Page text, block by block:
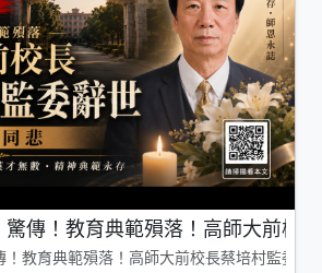
驚傳！教育典範殞落！高師大前校
！教育典範殞落！高師大前校長蔡培村監委